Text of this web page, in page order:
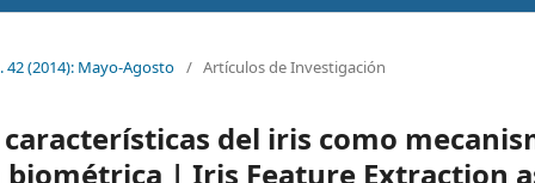
42 (2014): Mayo-Agosto / Artículos de Investigación
del iris como
| Iris Feature Extraction